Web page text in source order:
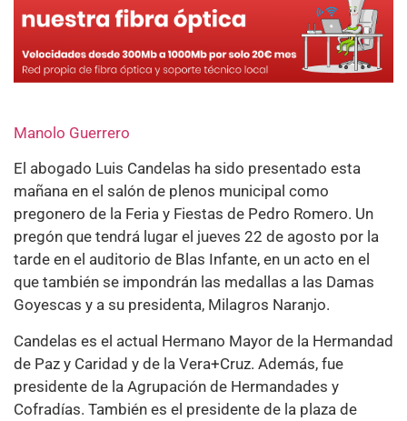
Manolo Guerrero
El abogado Luis Candelas ha sido presentado esta
mañana en el salón de plenos municipal como
pregonero de la Feria y Fiestas de Pedro Romero. Un
pregón que tendrá lugar el jueves 22 de agosto por la
tarde en el auditorio de Blas Infante, en un acto en el
que también se impondrán las medallas a las Damas
Goyescas y a su presidenta, Milagros Naranjo.
Candelas es el actual Hermano Mayor de la Hermandad
de Paz y Caridad y de la Vera+Cruz. Además, fue
presidente de la Agrupación de Hermandades y
Cofradías. También es el presidente de la plaza de